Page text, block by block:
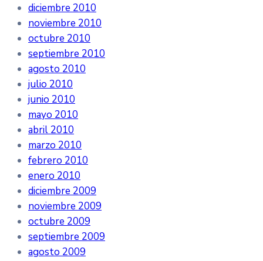
diciembre 2010
noviembre 2010
octubre 2010
septiembre 2010
agosto 2010
julio 2010
junio 2010
mayo 2010
abril 2010
marzo 2010
febrero 2010
enero 2010
diciembre 2009
noviembre 2009
octubre 2009
septiembre 2009
agosto 2009